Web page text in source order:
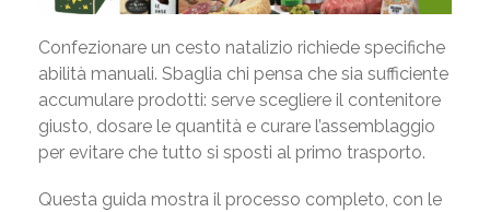
Confezionare un cesto natalizio richiede specifiche
abilità manuali. Sbaglia chi pensa che sia sufficiente
accumulare prodotti: serve scegliere il contenitore
giusto, dosare le quantità e curare l’assemblaggio
per evitare che tutto si sposti al primo trasporto.
Questa guida mostra il processo completo, con le